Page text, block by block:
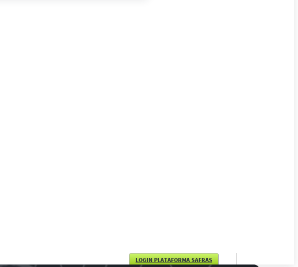
LOGIN PLATAFORMA SAFRAS